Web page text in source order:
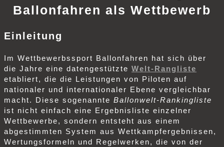
Ballonfahren als Wettbewerb
Einleitung
Im Wettbewerbssport Ballonfahren hat sich über
die Jahre eine datengestützte Welt‑Rangliste
etabliert, die die Leistungen von Piloten auf
nationaler und internationaler Ebene vergleichbar
macht. Diese sogenannte Ballonwelt‑Rankingliste
ist nicht einfach eine Ergebnisliste einzelner
Wettbewerbe, sondern entsteht aus einem
abgestimmten System aus Wettkampfergebnissen,
Wertungsformeln und Regelwerken, die von der